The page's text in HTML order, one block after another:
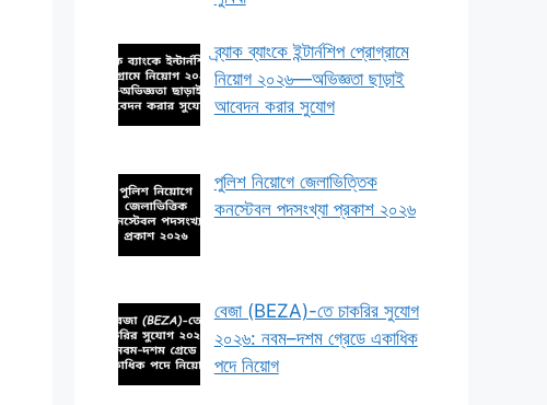
ব্র্যাক ব্যাংকে ইন্টার্নশিপ প্রোগ্রামে
নিয়োগ ২০২৬—অভিজ্ঞতা ছাড়াই
আবেদন করার সুযোগ
পুলিশ নিয়োগে জেলাভিত্তিক
কনস্টেবল পদসংখ্যা প্রকাশ ২০২৬
বেজা (BEZA)-তে চাকরির সুযোগ
২০২৬: নবম–দশম গ্রেডে একাধিক
পদে নিয়োগ